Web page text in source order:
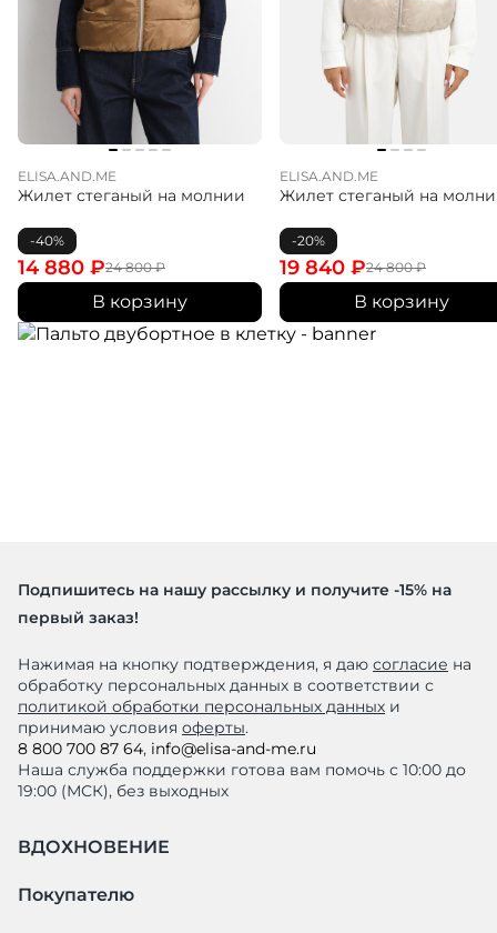
ELISA.AND.ME
Жилет стеганый на молнии
-40%
24 800₽
14 880 ₽
В корзину
ELISA.AND.ME
Жилет стеганый на
-20%
24 800₽
19 840 ₽
В корзину
Подпишитесь на нашу рассылку и получите -15% на
первый заказ!
Нажимая на кнопку подтверждения, я даю согласие на
обработку персональных данных в соответствии с
политикой обработки персональных данных и
принимаю условия оферты.
8 800 700 87 64, info@elisa-and-me.ru
Наша служба поддержки готова вам помочь с 10:00 до
19:00 (МСК), без выходных
ВДОХНОВЕНИЕ
Покупателю